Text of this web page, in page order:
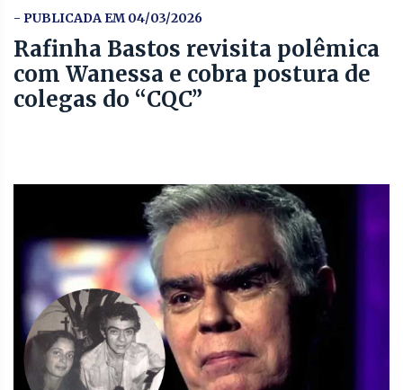
- PUBLICADA EM 04/03/2026
Rafinha Bastos revisita polêmica
com Wanessa e cobra postura de
colegas do “CQC”